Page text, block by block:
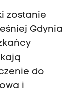
zostanie
Gdynia
do
i